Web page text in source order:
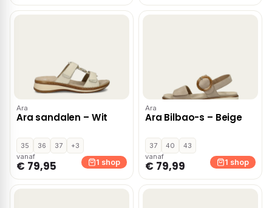
Ara
Ara sandalen – Wit
35 36 37
+3
vanaf
€ 79,95 1 shop
Ara
Ara Bilbao-s – Beige
37 40
43
vanaf
€ 79,99 1 shop